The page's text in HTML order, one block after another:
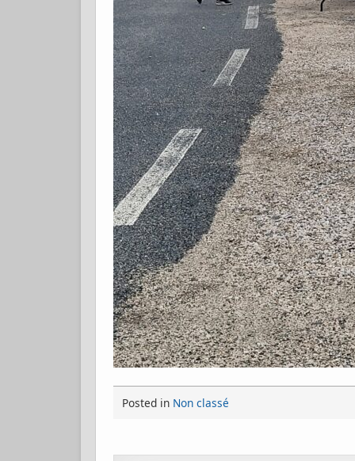
Posted in Non classé